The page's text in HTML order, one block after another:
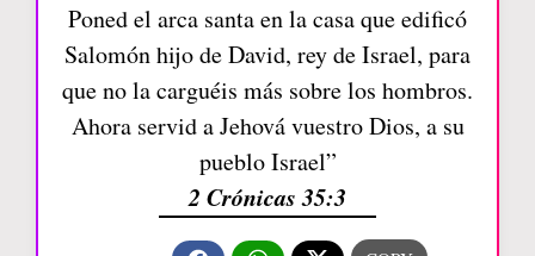
Poned el arca santa en la casa que edificó
Salomón hijo de David, rey de Israel, para
que no la carguéis más sobre los hombros.
Ahora servid a Jehová vuestro Dios, a su
pueblo Israel”
2 Crónicas 35:3